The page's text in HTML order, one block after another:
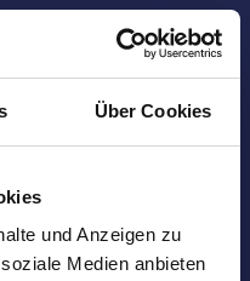
Über Cookies
und Anzeigen zu
Medien anbieten